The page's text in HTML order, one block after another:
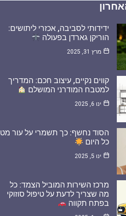
ידידותי לסביבה, אכזרי ליתושים:
הוריקן גארדן בפעולה
מרץ 31, 2025
קווים נקיים, עיצוב חכם: המדריך
למטבח המודרני המושלם
ינו 6, 2025
הסוד נחשף: כך תשמרי על עור מט
כל היום
ינו 5, 2025
מרכז השירות המוביל הצמד: כל
מה שצריך לדעת על טיפול סוזוקי
בפתח תקווה